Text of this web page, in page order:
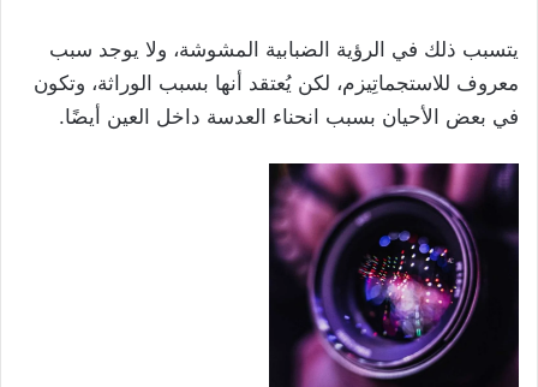
يتسبب ذلك في الرؤية الضبابية المشوشة، ولا يوجد سبب
معروف للاستجماتِيزم، لكن يُعتقد أنها بسبب الوراثة، وتكون
في بعض الأحيان بسبب انحناء العدسة داخل العين أيضًا.